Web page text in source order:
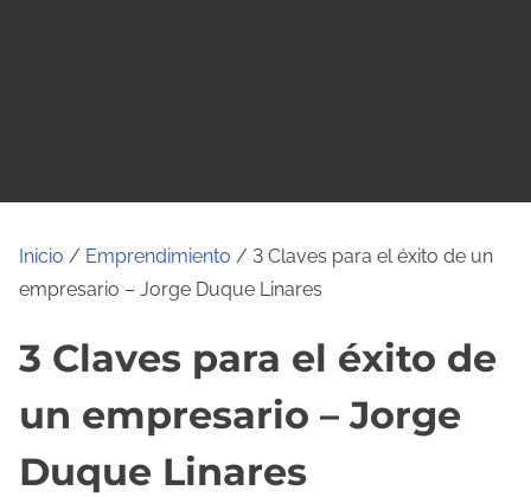
Inicio / Emprendimiento / 3 Claves para el éxito de un
empresario – Jorge Duque Linares
3 Claves para el éxito de
un empresario – Jorge
Duque Linares